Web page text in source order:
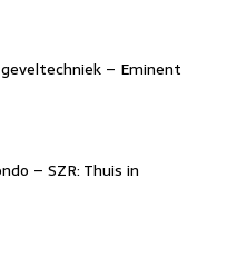
– Eminent
– SZR: Thuis in